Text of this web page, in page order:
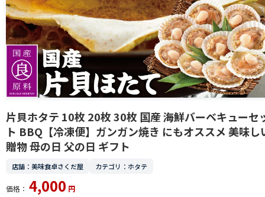
片貝ホタテ 10枚 20枚 30枚 国産 海鮮バーベキューセ
ト BBQ【冷凍便】ガンガン焼き にもオススメ 美味し
贈物 母の日 父の日 ギフト
店舗：美味食卓さくだ屋 カテゴリ：ホタテ
価格： 4,000 円